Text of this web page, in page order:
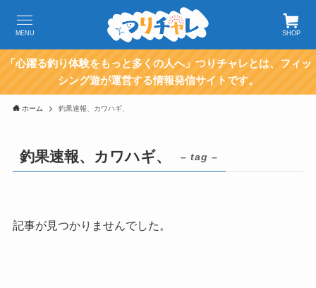
SHOP
MENU
「心躍る釣り体験をもっと多くの人へ」つりチャレとは、フィッ
シング遊が運営する情報発信サイトです。
ホーム 釣果速報、カワハギ、
釣果速報、カワハギ、 – tag –
記事が見つかりませんでした。